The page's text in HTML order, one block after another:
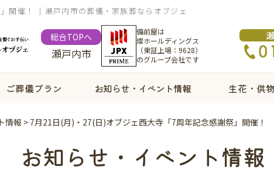
開催！ ｜瀬戸内市の葬儀・家族葬ならオブジェ
総合TOPへ
瀬戸内市
備前屋は
燦ホールディングス
（東証上場：9628）
のグループ会社です
ご葬儀プラン お知らせ・イベント情報 生花・供物
情報 > 7月21日(月)・27(日)オブジェ西大寺「7周年記念感謝祭」開催！
お知らせ・イベント情報